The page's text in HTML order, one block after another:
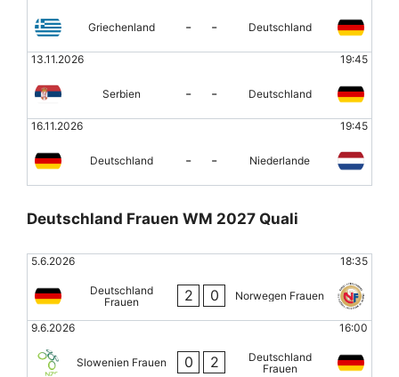
Griechenland - - Deutschland
13.11.2026 19:45
Serbien - - Deutschland
16.11.2026 19:45
Deutschland - - Niederlande
Deutschland Frauen WM 2027 Quali
5.6.2026 18:35
Deutschland
Frauen
2 0 Norwegen Frauen
9.6.2026 16:00
Slowenien Frauen 0 2
Deutschland
Frauen